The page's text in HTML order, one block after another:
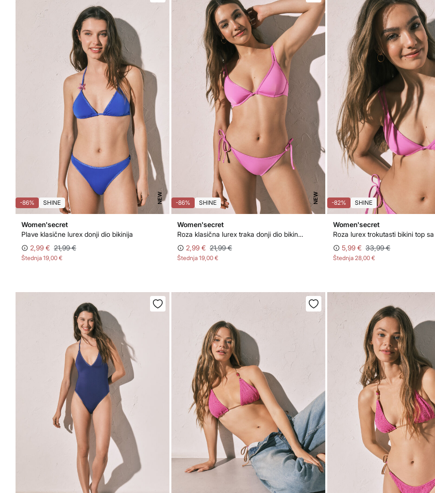
-86% SHINE NEW
Women'secret
Plave klasične lurex donji dio bikinija
2,99 € 21,99 €
Štednja 19,00 €
-86% SHINE NEW
Women'secret
Roza klasična lurex traka donji dio bikinija
2,99 € 21,99 €
Štednja 19,00 €
-82% SHINE
Women'secret
Roza lurex trokutasti bikini top
5,99 € 33,99 €
Štednja 28,00 €